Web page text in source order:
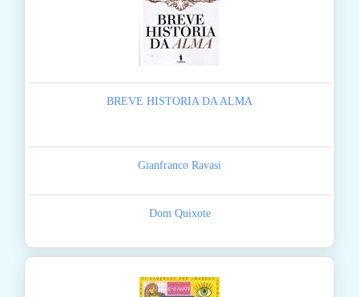
BREVE HISTORIA DA ALMA
Gianfranco Ravasi
Dom Quixote